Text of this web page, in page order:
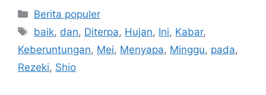
Kategori
Berita populer
Tag
baik, dan, Diterpa, Hujan, Ini, Kabar,
Keberuntungan, Mei, Menyapa, Minggu, pada,
Rezeki, Shio